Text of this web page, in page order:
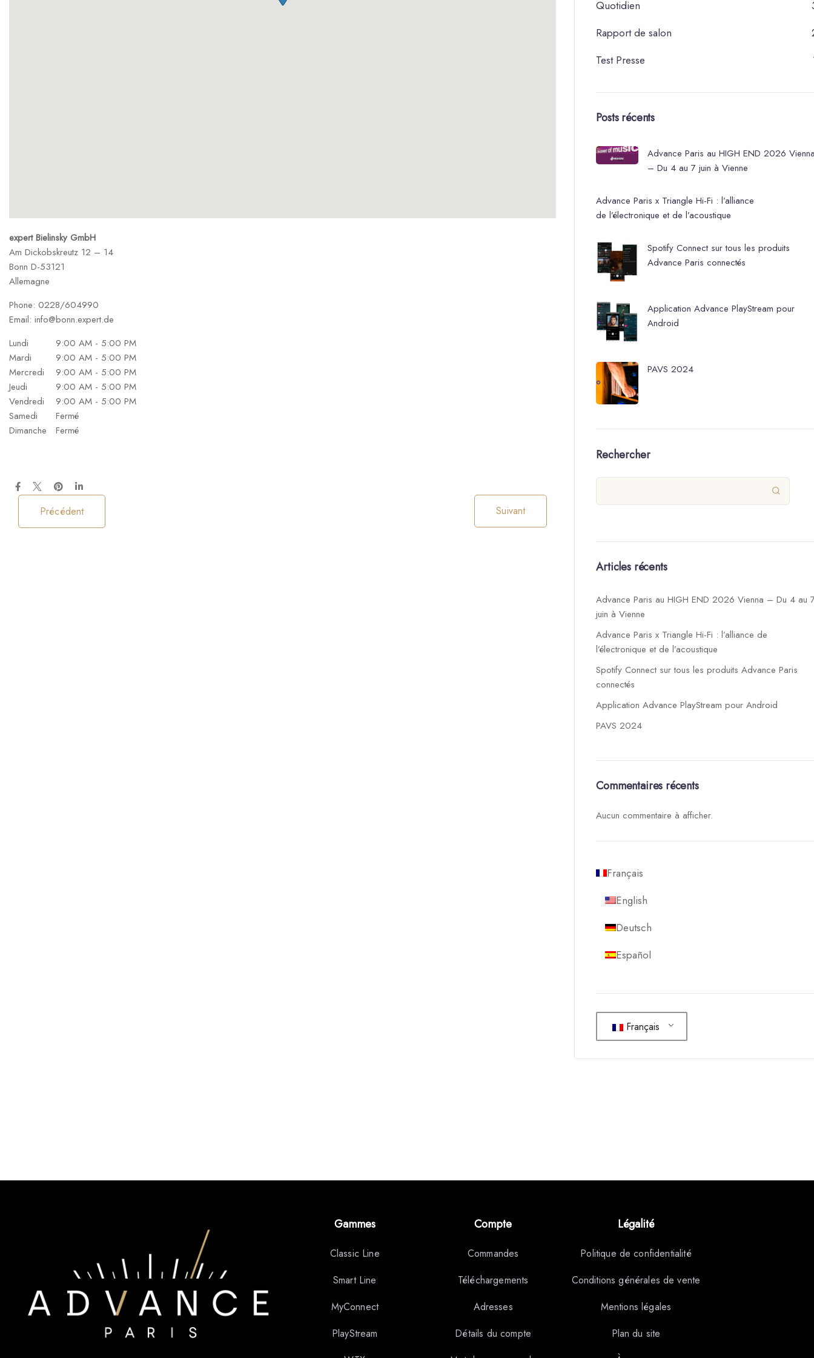
expert Bielinsky GmbH
Am Dickobskreutz 12 – 14
Bonn D-53121
Allemagne
Phone: 0228/604990
Email: info@bonn.expert.de
Lundi
9:00 AM - 5:00 PM
Mardi
9:00 AM - 5:00 PM
Mercredi
9:00 AM - 5:00 PM
Jeudi
9:00 AM - 5:00 PM
Vendredi
9:00 AM - 5:00 PM
Samedi
Fermé
Dimanche
Fermé
Précédent Suivant
Quotidien
Rapport de salon
Test Presse
Posts récents
Advance Paris au HIGH END 2026
– Du 4 au 7 juin à Vienne
Advance Paris x Triangle Hi-Fi : l’alliance
de l’électronique et de l’acoustique
Spotify Connect sur tous les produits
Advance Paris connectés
Application Advance PlayStream pour
Android
PAVS 2024
Rechercher

Articles récents
Advance Paris au HIGH END 2026 Vienna – Du 4 au
juin à Vienne
Advance Paris x Triangle Hi-Fi : l’alliance de
l’électronique et de l’acoustique
Spotify Connect sur tous les produits Advance Paris
connectés
Application Advance PlayStream pour Android
PAVS 2024
Commentaires récents
Aucun commentaire à afficher.
Français
English
Deutsch
Español
Français
Gammes
Classic Line
Smart Line
MyConnect
PlayStream
Compte
Commandes
Téléchargements
Adresses
Détails du compte
Légalité
Politique de confidentialité
Conditions générales de vente
Mentions légales
Plan du site